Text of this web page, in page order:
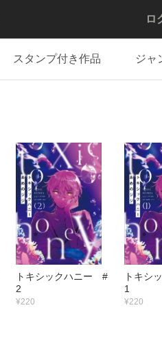
ロ
スタンプ付き作品 ジャ
トキシックハニー #
2
¥220
トキシ
1
¥220